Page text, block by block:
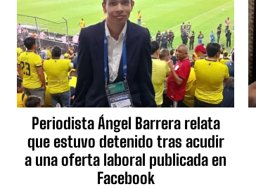
Periodista Ángel Barrera relata
que estuvo detenido tras acudir
a una oferta laboral publicada en
Facebook